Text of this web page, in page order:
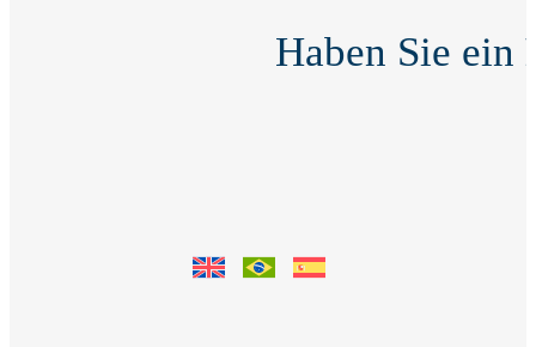
Haben Sie ein